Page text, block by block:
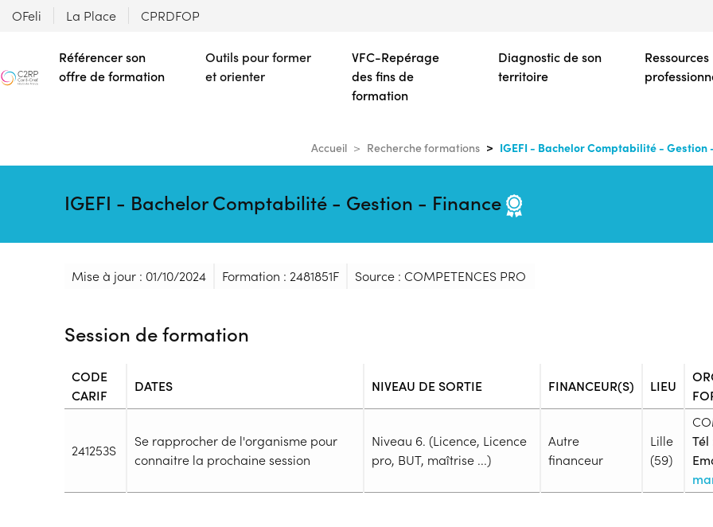
contenu
principal
OFeli La Place CPRDFOP
Référencer son
offre de formation
Outils pour former
et orienter
VFC-Repérage
des fins de
formation
Diagnostic de son
territoire
Ressources
Accueil Recherche formations IGEFI - Bachelor Comptabilité - Gestion
IGEFI - Bachelor Comptabilité - Gestion - Finance
Mise à jour : 01/10/2024 Formation : 2481851F Source : COMPETENCES PRO
Session de formation
CODE
CARIF
DATES NIVEAU DE SORTIE FINANCEUR(S) LIEU
241253S
Se rapprocher de l'organisme pour
connaitre la prochaine session
Niveau 6. (Licence, Licence
pro, BUT, maîtrise ...)
Autre
financeur
Lille
(59)
Tél